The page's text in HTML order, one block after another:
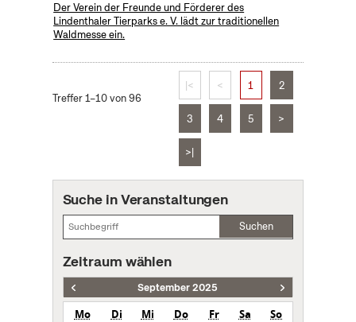
Der Verein der Freunde und Förderer des
Lindenthaler Tierparks e. V. lädt zur traditionellen
Waldmesse ein.
Treffer 1–10 von 96
|< < 1 2
3 4 5 >
>|
Suche in Veranstaltungen
Suchen
Zeitraum wählen
September 2025
Mo Di Mi Do Fr Sa
So